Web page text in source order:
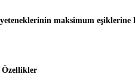
maksimum eşiklerine
Özellikler